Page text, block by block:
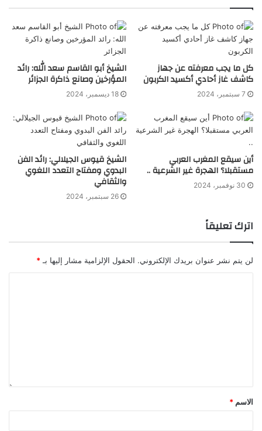
كل ما يجب معرفته عن جهاز
كاشف غاز أحادي أكسيد الكربون
7 سبتمبر، 2024
الشيخ أبو القاسم سعد الله: رائد
المؤرخين وصانع ذاكرة الجزائر
18 ديسمبر، 2024
أين سيقع المغرب العربي
مستقبلا؟ الهجرة غير الشرعية ..
30 نوفمبر، 2024
الشيخ قيوس الجيلالي: رائد الفن
البدوي ومفتاح التعدد اللغوي
والثقافي
26 سبتمبر، 2024
اترك تعليقاً
لن يتم نشر عنوان بريدك الإلكتروني. الحقول الإلزامية مشار إليها بـ *
الاسم *